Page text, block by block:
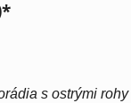
s ostrými rohy